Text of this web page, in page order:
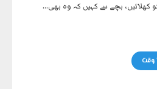
کھلائیں، بچے سے کہیں کہ وہ بھی...
وقت